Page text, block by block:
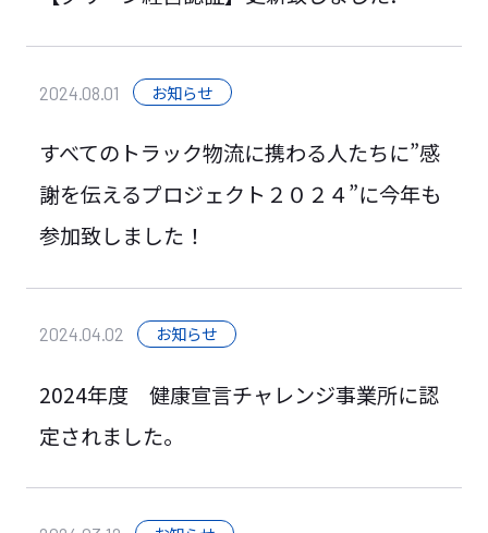
2024.08.01 お知らせ
すべてのトラック物流に携わる人たちに”感
謝を伝えるプロジェクト２０２４”に今年も
参加致しました！
2024.04.02 お知らせ
2024年度 健康宣言チャレンジ事業所に認
定されました。